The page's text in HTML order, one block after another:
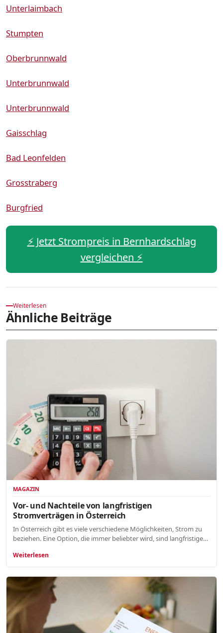
Unterlaimbach
Stumpten
Oberbrunnwald
Unterbrunnwald
Unterbrunnwald
Gaisschlag
Bad Leonfelden
Grosstraberg
Burgfried
⚡️ Jetzt Strompreis in Bernhardschlag
vergleichen ⚡️
Weiterlesen
Ähnliche Beiträge
MAGAZIN
Vor- und Nachteile von langfristigen
Stromverträgen in Österreich
In Österreich gibt es viele verschiedene Möglichkeiten, Strom zu
beziehen. Eine Option, die immer beliebter wird, sind langfristige…
Weiterlesen